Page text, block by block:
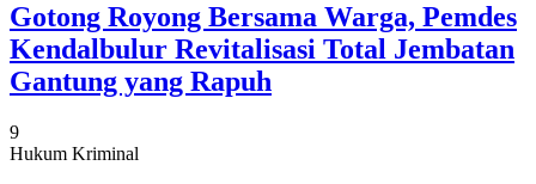
Gotong Royong Bersama Warga, Pemdes
Kendalbulur Revitalisasi Total Jembatan
Gantung yang Rapuh
9
Hukum Kriminal